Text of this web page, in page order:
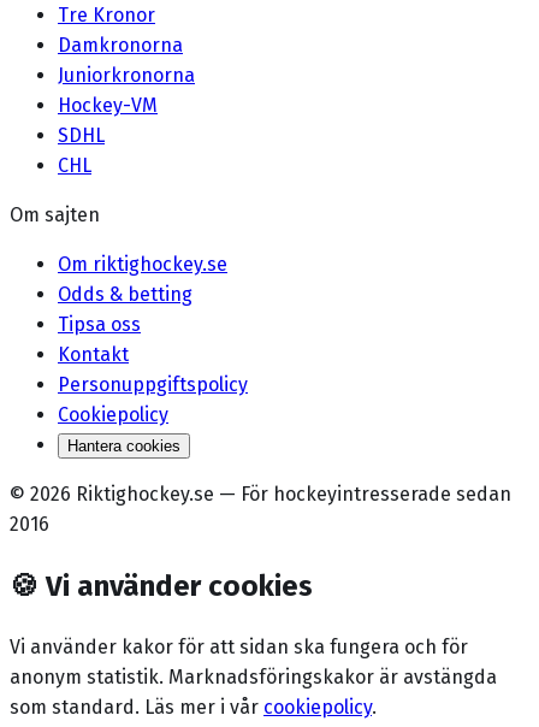
Tre Kronor
Damkronorna
Juniorkronorna
Hockey-VM
SDHL
CHL
Om sajten
Om riktighockey.se
Odds & betting
Tipsa oss
Kontakt
Personuppgiftspolicy
Cookiepolicy
Hantera cookies
© 2026 Riktighockey.se — För hockeyintresserade sedan
2016
🍪 Vi använder cookies
Vi använder kakor för att sidan ska fungera och för
anonym statistik. Marknadsförings­kakor är avstängda
som standard. Läs mer i vår cookiepolicy.